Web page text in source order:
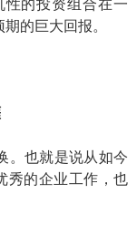
的投资组合在一
的巨大回报。
也就是说从如今
秀的企业工作，也